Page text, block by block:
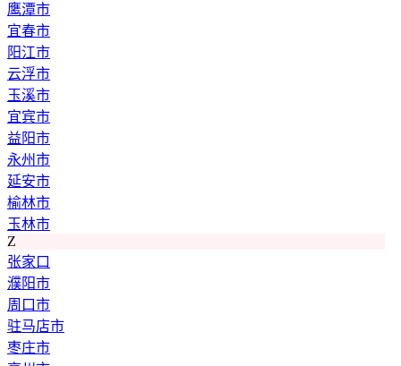
鹰潭市
宜春市
阳江市
云浮市
玉溪市
宜宾市
益阳市
永州市
延安市
榆林市
玉林市
Z
张家口
濮阳市
周口市
驻马店市
枣庄市